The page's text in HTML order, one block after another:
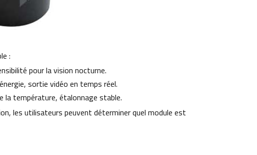
:
pour la vision nocturne.
sortie vidéo en temps réel.
la température, étalonnage stable.
les utilisateurs peuvent déterminer quel module est